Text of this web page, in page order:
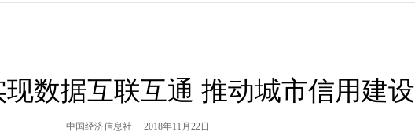
现数据互联互通 推动城市信用建设
中国经济信息社 2018年11月22日